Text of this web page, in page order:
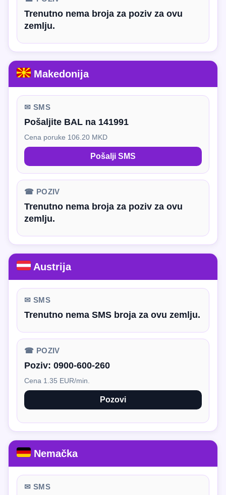
Trenutno nema broja za poziv za ovu
zemlju.
Makedonija
✉ SMS
Pošaljite BAL na 141991
Cena poruke 106.20 MKD
Pošalji SMS
☎ POZIV
Trenutno nema broja za poziv za ovu
zemlju.
Austrija
✉ SMS
Trenutno nema SMS broja za ovu zemlju.
☎ POZIV
Poziv: 0900-600-260
Cena 1.35 EUR/min.
Pozovi
Nemačka
✉ SMS